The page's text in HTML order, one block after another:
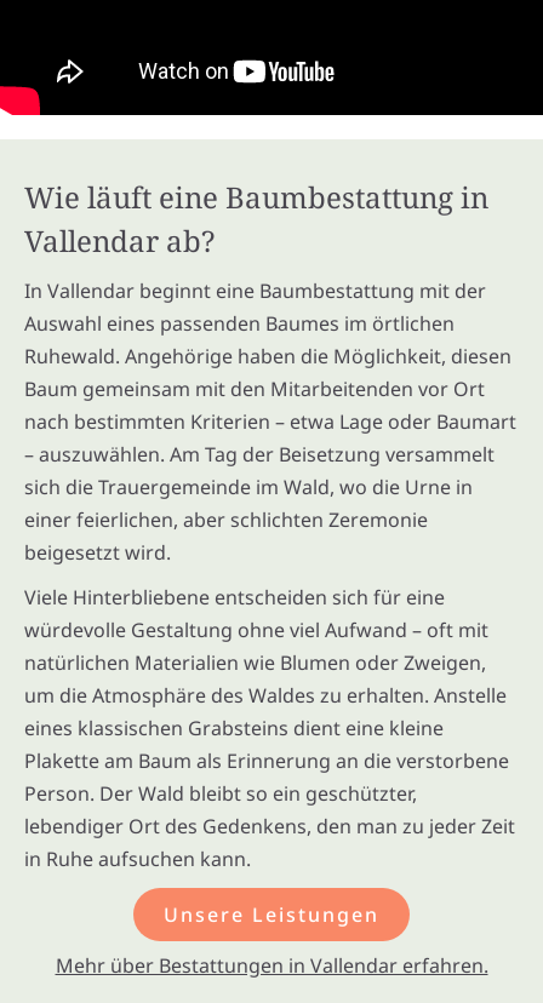
Wie läuft eine Baumbestattung in
Vallendar ab?
In Vallendar beginnt eine Baumbestattung mit der
Auswahl eines passenden Baumes im örtlichen
Ruhewald. Angehörige haben die Möglichkeit, diesen
Baum gemeinsam mit den Mitarbeitenden vor Ort
nach bestimmten Kriterien – etwa Lage oder Baumart
– auszuwählen. Am Tag der Beisetzung versammelt
sich die Trauergemeinde im Wald, wo die Urne in
einer feierlichen, aber schlichten Zeremonie
beigesetzt wird.
Viele Hinterbliebene entscheiden sich für eine
würdevolle Gestaltung ohne viel Aufwand – oft mit
natürlichen Materialien wie Blumen oder Zweigen,
um die Atmosphäre des Waldes zu erhalten. Anstelle
eines klassischen Grabsteins dient eine kleine
Plakette am Baum als Erinnerung an die verstorbene
Person. Der Wald bleibt so ein geschützter,
lebendiger Ort des Gedenkens, den man zu jeder Zeit
in Ruhe aufsuchen kann.
Unsere Leistungen
Mehr über Bestattungen in Vallendar erfahren.